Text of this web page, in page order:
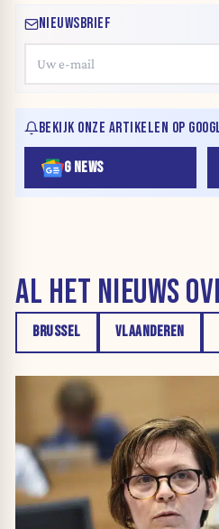
NIEUWSBRIEF
BEKIJK ONZE ARTIKELEN OP
G NEWS
AL HET NIEUWS
BRUSSEL VLAANDEREN